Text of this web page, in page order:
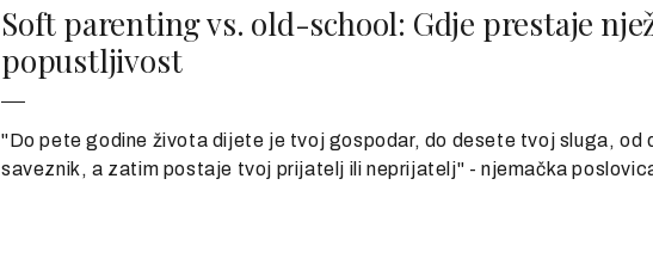
Soft parenting vs. old-school: Gdje prestaje
popustljivost
"Do pete godine života dijete je tvoj gospodar, do desete tvoj sluga, od
saveznik, a zatim postaje tvoj prijatelj ili neprijatelj" - njemačka